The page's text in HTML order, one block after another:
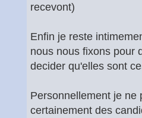
recevont)
Enfin je reste
nous nous fixons pour
decider qu'elles sont
Personnellement je ne
certainement des